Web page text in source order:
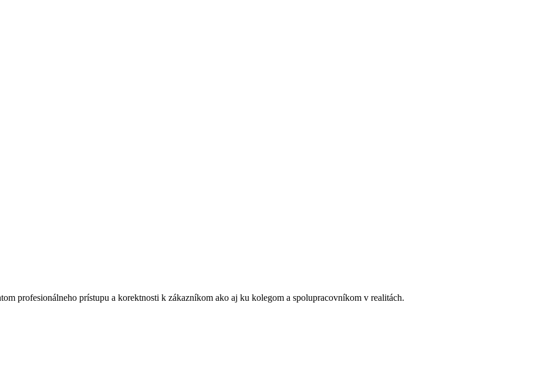
profesionálneho prístupu a korektnosti k zákazníkom ako aj ku kolegom a spolupracovníkom v realitách.